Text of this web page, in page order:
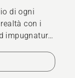
di ogni
con i
impugnatura
il risultato